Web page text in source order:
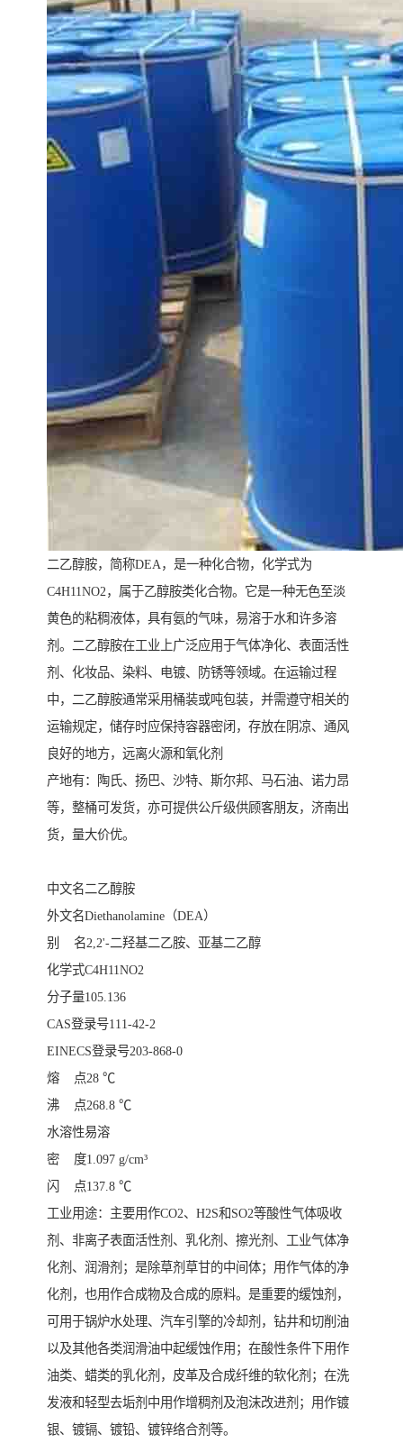
二乙醇胺，简称DEA，是一种化合物，化学式为
C4H11NO2，属于乙醇胺类化合物。它是一种无色至淡
黄色的粘稠液体，具有氨的气味，易溶于水和许多溶
剂。二乙醇胺在工业上广泛应用于气体净化、表面活性
剂、化妆品、染料、电镀、防锈等领域。在运输过程
中，二乙醇胺通常采用桶装或吨包装，并需遵守相关的
运输规定，储存时应保持容器密闭，存放在阴凉、通风
良好的地方，远离火源和氧化剂
产地有：陶氏、扬巴、沙特、斯尔邦、马石油、诺力昂
等，整桶可发货，亦可提供公斤级供顾客朋友，济南出
货，量大价优。
中文名二乙醇胺
外文名Diethanolamine（DEA）
别 名2,2'-二羟基二乙胺、亚基二乙醇
化学式C4H11NO2
分子量105.136
CAS登录号111-42-2
EINECS登录号203-868-0
熔 点28 ℃
沸 点268.8 ℃
水溶性易溶
密 度1.097 g/cm³
闪 点137.8 ℃
工业用途： 主要用作CO2、H2S和SO2等酸性气体吸收
剂、非离子表面活性剂、乳化剂、擦光剂、工业气体净
化剂、润滑剂；是除草剂草甘的中间体；用作气体的净
化剂，也用作合成物及合成的原料。是重要的缓蚀剂，
可用于锅炉水处理、汽车引擎的冷却剂，钻井和切削油
以及其他各类润滑油中起缓蚀作用；在酸性条件下用作
油类、蜡类的乳化剂，皮革及合成纤维的软化剂；在洗
发液和轻型去垢剂中用作增稠剂及泡沫改进剂；用作镀
银、镀镉、镀铅、镀锌络合剂等。